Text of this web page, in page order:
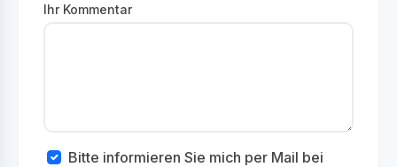
Ihr Kommentar
Bitte informieren Sie mich per Mail bei